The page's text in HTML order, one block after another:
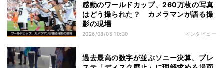
感動のワールドカップ、260万枚の写真
はどう撮られた？ カメラマンが語る撮
影の現場
2026/08/05 10:30 インタビュー
過去最高の数字が並ぶソニー決算、プレ